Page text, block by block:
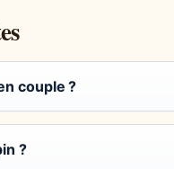
couple ?
?